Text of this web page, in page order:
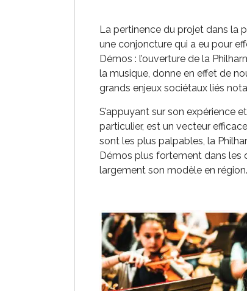
La pertinence du projet dans la
une conjoncture qui a eu pour
Démos : l’ouverture de la
la musique, donne en effet de
grands enjeux sociétaux liés
S’appuyant sur son expérience
particulier, est un vecteur
sont les plus palpables, la
Démos plus fortement dans les
largement son modèle en région.